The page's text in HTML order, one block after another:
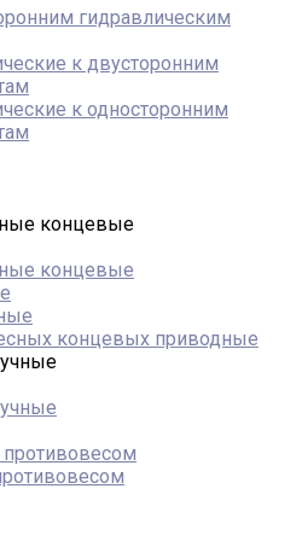
гидравлическим
к двусторонним
к односторонним
концевые
концевые
концевых приводные